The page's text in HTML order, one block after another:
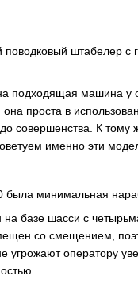
поводковый штабелер
подходящая машина у
проста в
совершенства. К
именно эти
минимальная
базе шасси с
со смещением,
угрожают оператору